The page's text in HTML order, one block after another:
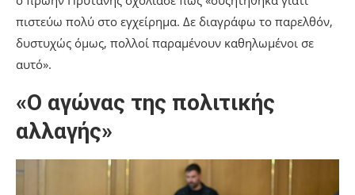
πιστεύω πολύ στο εγχείρημα. Δε διαγράφω το παρελθόν,
δυστυχώς όμως, πολλοί παραμένουν καθηλωμένοι σε
αυτό».
«Ο αγώνας της πολιτικής
αλλαγής»